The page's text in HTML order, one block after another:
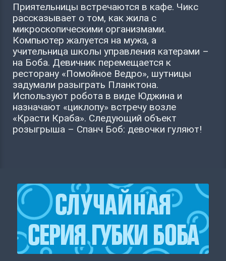
Приятельницы встречаются в кафе. Чикс
рассказывает о том, как жила с
микроскопическими организмами.
Компьютер жалуется на мужа, а
учительница школы управления катерами –
на Боба. Девичник перемещается к
ресторану «Помойное Ведро», шутницы
задумали разыграть Планктона.
Используют робота в виде Юджина и
назначают «циклопу» встречу возле
«Красти Краба». Следующий объект
розыгрыша – Спанч Боб: девочки гуляют!